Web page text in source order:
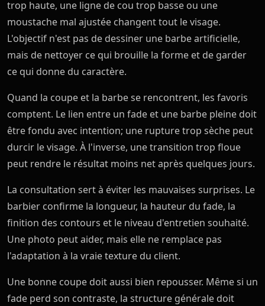
trop haute, une ligne de cou trop basse ou une
moustache mal ajustée changent tout le visage.
L'objectif n'est pas de dessiner une barbe artificielle,
mais de nettoyer ce qui brouille la forme et de garder
ce qui donne du caractère.
Quand la coupe et la barbe se rencontrent, les favoris
comptent. Le lien entre un fade et une barbe pleine doit
être fondu avec intention; une rupture trop sèche peut
durcir le visage. À l'inverse, une transition trop floue
peut rendre le résultat moins net après quelques jours.
La consultation sert à éviter les mauvaises surprises. Le
barbier confirme la longueur, la hauteur du fade, la
finition des contours et le niveau d'entretien souhaité.
Une photo peut aider, mais elle ne remplace pas
l'adaptation à la vraie texture du client.
Une bonne coupe doit aussi bien repousser. Même si un
fade perd son contraste, la structure générale doit